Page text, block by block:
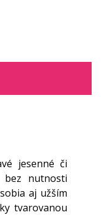
jesenné či
bez nutnosti
aj užším
tvarovanou